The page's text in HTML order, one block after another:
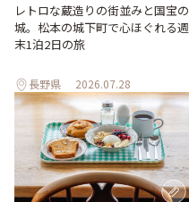
レトロな蔵造りの街並みと国宝の
城。松本の城下町で心ほぐれる週
末1泊2日の旅
長野県 2026.07.28